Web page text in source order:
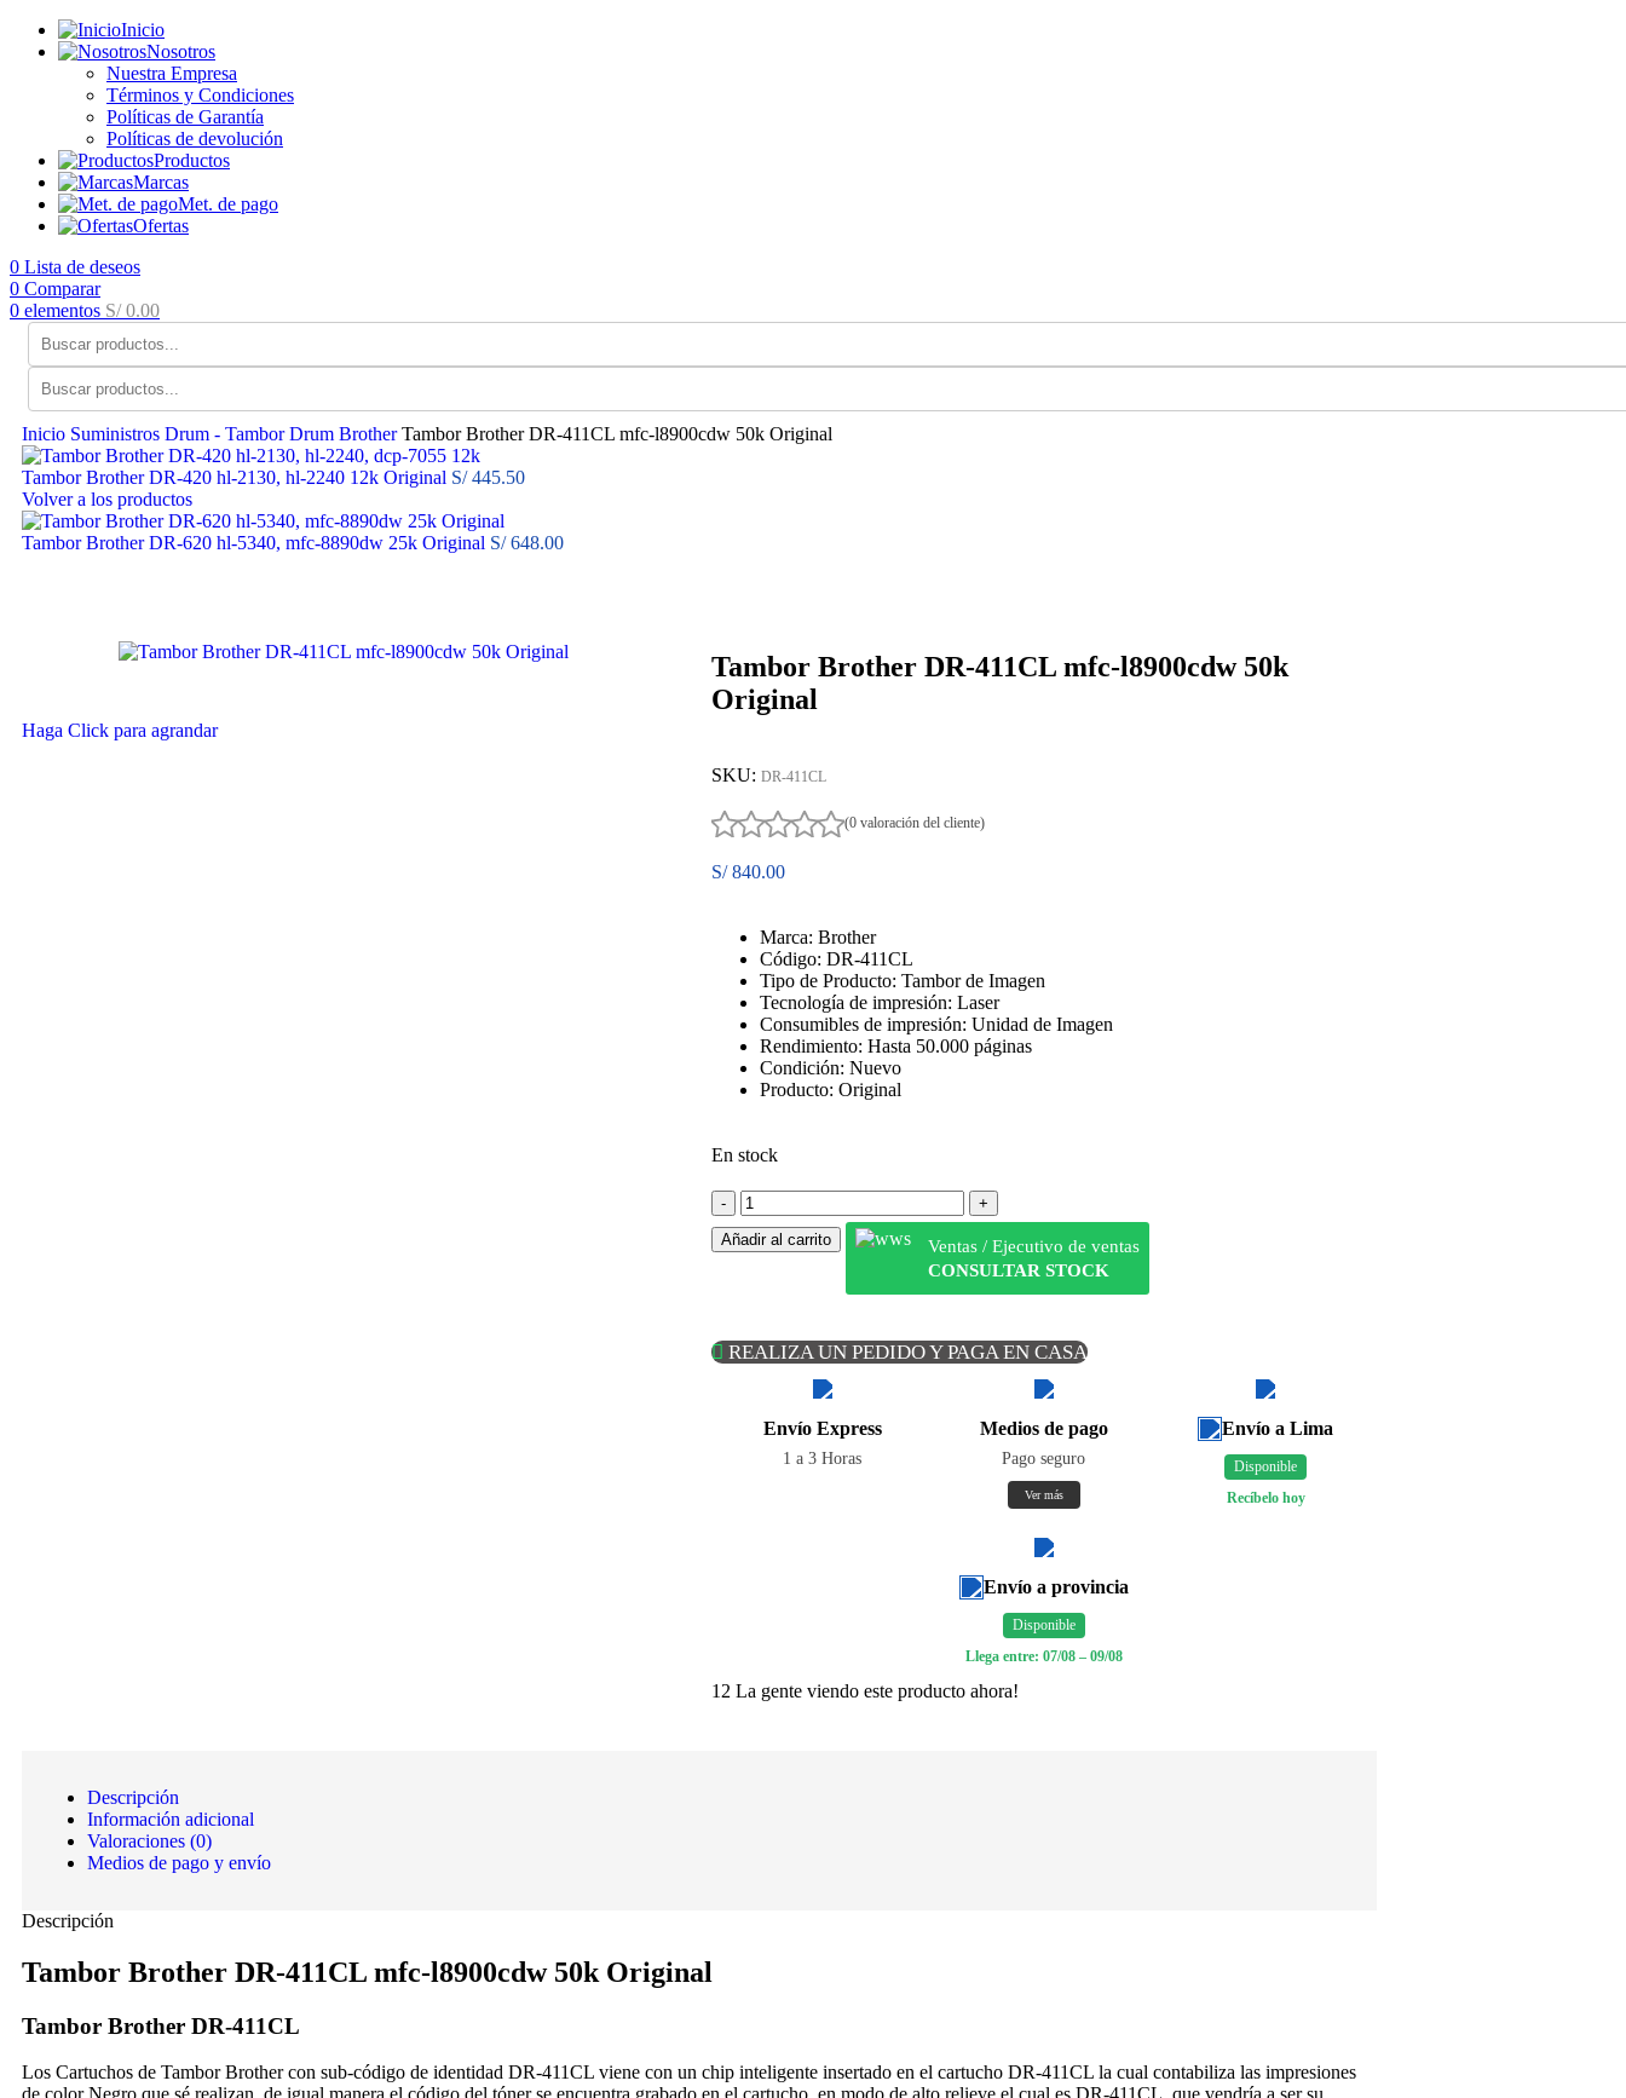
Inicio
Nosotros
Nuestra Empresa
Términos y Condiciones
Políticas de Garantía
Políticas de devolución
Productos
Marcas
Met. de pago
Ofertas
0 Lista de deseos
0 Comparar
0 elementos S/0.00
Inicio Suministros Drum - TamborDrum BrotherTambor Brother DR-411CL mfc-l8900cdw 50k Original
Tambor Brother DR-420 hl-2130, hl-2240 12k Original S/445.50
Volver a los productos
Tambor Brother DR-620 hl-5340, mfc-8890dw 25k Original S/648.00
Haga Click para agrandar
Tambor Brother DR-411CL mfc-l8900cdw 50k
Original
SKU: DR-411CL
(0 valoración del cliente)
S/840.00
Marca: Brother
Código: DR-411CL
Tipo de Producto: Tambor de Imagen
Tecnología de impresión: Laser
Consumibles de impresión: Unidad de Imagen
Rendimiento: Hasta 50.000 páginas
Condición: Nuevo
Producto: Original
En stock
Añadir al carrito
Ventas / Ejecutivo de ventas
CONSULTAR STOCK
REALIZA UN PEDIDO Y PAGA EN CASA
Envío Express
1 a 3 Horas
Medios de pago
Pago seguro
Ver más
Envío a Lima
Disponible
Recíbelo hoy
Envío a provincia
Disponible
Llega entre: 07/08 – 09/08
12 La gente viendo este producto ahora!
Descripción
Información adicional
Valoraciones (0)
Medios de pago y envío
Descripción
Tambor Brother DR-411CL mfc-l8900cdw 50k Original
Tambor Brother DR-411CL
Los Cartuchos de Tambor Brother con sub-código de identidad DR-411CL viene con un chip inteligente insertado en el cartucho DR-411CL la cual contabiliza las impresiones